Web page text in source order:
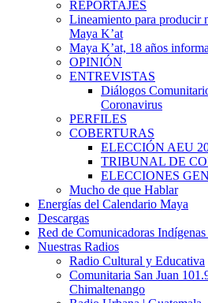
REPORTAJES
Lineamiento para producir
Maya K’at
Maya K’at, 18 años
OPINIÓN
ENTREVISTAS
Diálogos
Coronavirus
PERFILES
COBERTURAS
ELECCIÓN AEU
TRIBUNAL DE
ELECCIONES
Mucho de que Hablar
Energías del Calendario Maya
Descargas
Red de Comunicadoras Indígenas
Nuestras Radios
Radio Cultural y Educativa
Comunitaria San Juan
Chimaltenango